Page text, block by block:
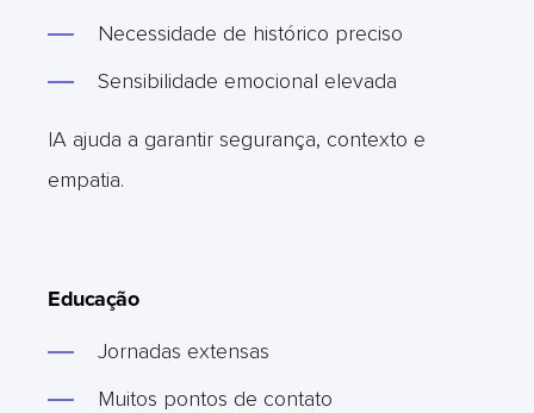
Necessidade de histórico preciso
Sensibilidade emocional elevada
IA ajuda a garantir segurança, contexto e
empatia.
Educação
Jornadas extensas
Muitos pontos de contato